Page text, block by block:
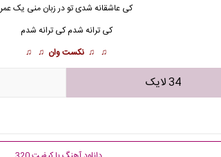
کی عاشقانه شدی تو در زبان منی یک عمر
کی ترانه شدم کی ترانه شدم
♫ ♫ نکست وان ♫ ♫
34 لایک